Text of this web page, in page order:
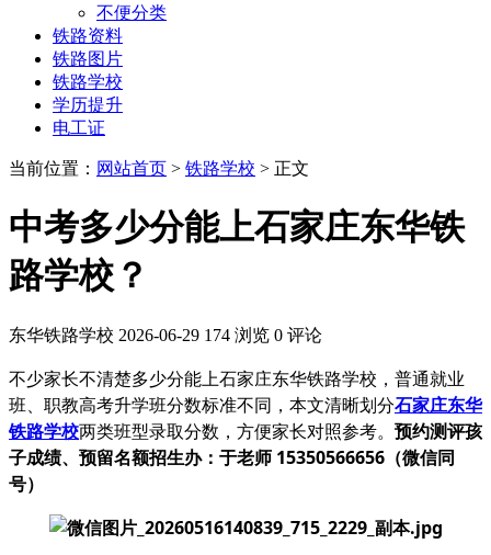
不便分类
铁路资料
铁路图片
铁路学校
学历提升
电工证
当前位置： 网站首页 > 铁路学校 > 正文
中考多少分能上石家庄东华铁
路学校？
东华铁路学校 2026-06-29 174 浏览 0 评论
不少家长不清楚多少分能上石家庄东华铁路学校，普通就业
班、职教高考升学班分数标准不同，本文清晰划分石家庄东华
铁路学校两类班型录取分数，方便家长对照参考。 预约测评孩
子成绩、预留名额招生办：于老师 15350566656（微信同
号）